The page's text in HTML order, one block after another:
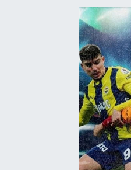
TEKNOLOJİ
YEREL YÖNETİMLER